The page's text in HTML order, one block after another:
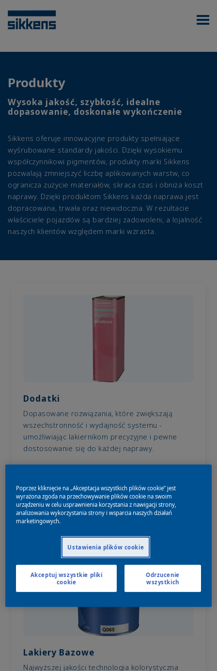
Produkty
Wysoka jakość, szybkość, idealne
dopasowanie, doskonałe wykończenie
Sikkens oferuje innowacyjne produkty spełniające
wyśrubowane standardy jakości. Dzięki wysokiemu
współczynnikowi pigmentów, produkty marki Sikkens
pozwalają zmniejszyć liczbę aplikowanych warstw, co
ogranicza zużycie materiałów, skraca czas i obniża koszt
naprawy. Dzięki produktom Sikkens każda naprawa jest
dopracowana, trwała oraz niewidoczna. W rezultacie
właściciele pojazdów są bardziej zadowoleni, a lojalność
naszych klientów względem marki wzrasta.
Dodatki
Dopasowane rozwiązania, które zwiększają
wszechstronność i wydajność systemu -
umożliwiając lakiernikom precyzyjne i pewne
dostosowanie się do każdej naprawy.
Lakiery Bazowe
Najwyższej jakości technologia kolorystyczna
Poprzez kliknięcie na „Akceptacja wszystkich plików cookie” jest
wyrażona zgoda na przechowywanie plików cookie na swoim
urządzeniu w celu usprawnienia korzystania z nawigacji strony,
analizowania wykorzystania strony i wsparcia naszych działań
marketingowych.
Ustawienia plików cookie
Odrzucenie
wszystkich
Akceptuj wszystkie pliki
cookie